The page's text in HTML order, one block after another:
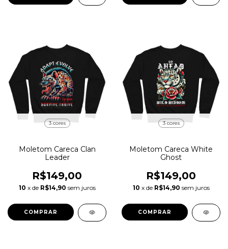
3 cores
Moletom Careca Clan
Leader
R$149,00
10 x de R$14,90 sem juros
COMPRAR
3 cores
Moletom Careca White
Ghost
R$149,00
10 x de R$14,90 sem juros
COMPRAR